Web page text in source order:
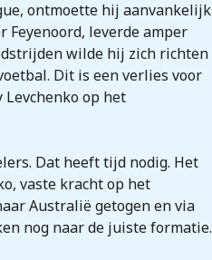
ontmoette hij aanvankelijk
Feyenoord, leverde amper
wilde hij zich richten
Dit is een verlies voor
Levchenko op het
Dat heeft tijd nodig. Het
vaste kracht op het
Australië getogen en via
nog naar de juiste formatie.